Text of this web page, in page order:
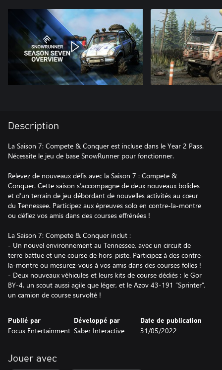
Description
La Saison 7: Compete & Conquer est incluse dans le Year 2 Pass.
Nécessite le jeu de base SnowRunner pour fonctionner.
Relevez de nouveaux défis avec la Saison 7 : Compete &
Conquer. Cette saison s’accompagne de deux nouveaux bolides
et d’un terrain de jeu débordant de nouvelles activités au cœur
du Tennessee. Participez aux épreuves solo en contre-la-montre
ou défiez vos amis dans des courses effrénées !
La Saison 7: Compete & Conquer inclut :
- Un nouvel environnement au Tennessee, avec un circuit de
terre battue et une course de hors-piste. Participez à des contre-
la-montre ou mesurez-vous à vos amis dans des courses folles !
- Deux nouveaux véhicules et leurs kits de course dédiés : le Gor
BY-4, un scout aussi agile que léger, et le Azov 43-191 “Sprinter”,
un camion de course survolté !
Publié par
Focus Entertainment
Développé par
Saber Interactive
Date de publication
31/05/2022
Jouer avec